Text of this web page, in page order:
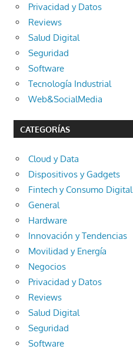
Privacidad y Datos
Reviews
Salud Digital
Seguridad
Software
Tecnología Industrial
Web&SocialMedia
CATEGORÍAS
Cloud y Data
Dispositivos y Gadgets
Fintech y Consumo Digital
General
Hardware
Innovación y Tendencias
Movilidad y Energía
Negocios
Privacidad y Datos
Reviews
Salud Digital
Seguridad
Software